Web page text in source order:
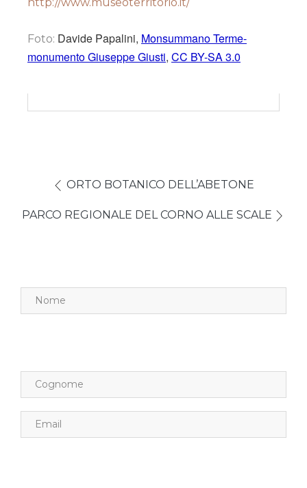
Foto: Davide Papalini, Monsummano Terme-
monumento Giuseppe Giusti, CC BY-SA 3.0
ORTO BOTANICO DELL’ABETONE
PARCO REGIONALE DEL CORNO ALLE SCALE